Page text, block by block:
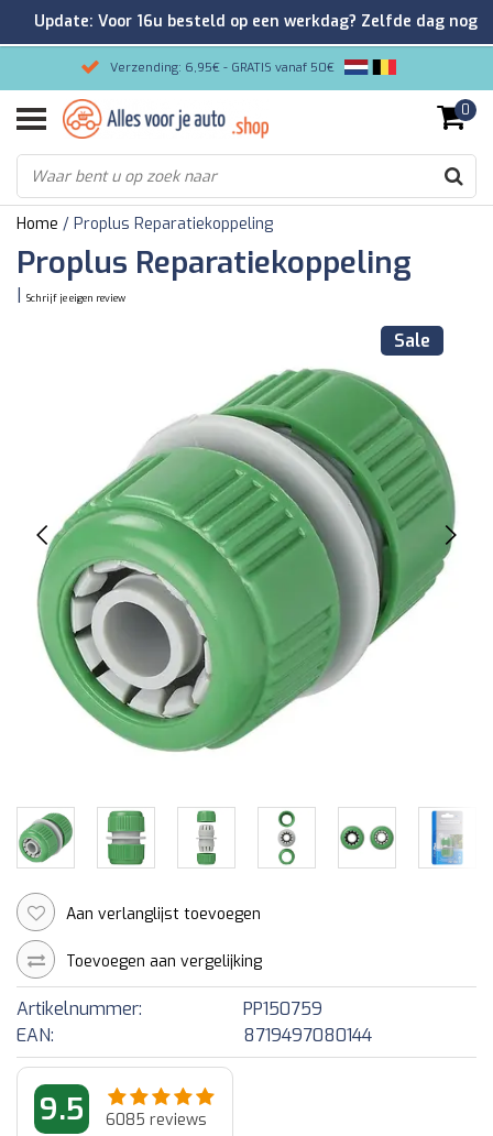
Verzending: 6,95€ - GRATIS vanaf 50€
Gemakkelijk bestellen/Veilig betalen
9.2/10 Klantenrating via Kiyoh!
0
Home / Proplus Reparatiekoppeling
Proplus Reparatiekoppeling
Schrijf je eigen review
Sale
Aan verlanglijst toevoegen
Toevoegen aan vergelijking
Artikelnummer:
PP150759
EAN:
8719497080144
9.5 6085 reviews
Update: Voor 16u besteld op een werkdag? Zelfde dag nog
verzonden!